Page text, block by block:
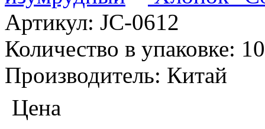
Артикул: JC-0612
Количество в упаковке: 10
Производитель: Китай
Цена